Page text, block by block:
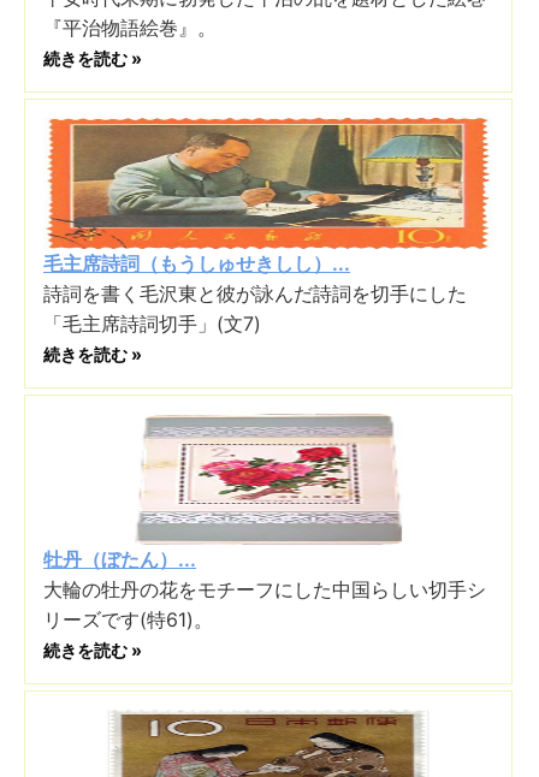
『平治物語絵巻』。
続きを読む »
毛主席詩詞（もうしゅせきしし）...
詩詞を書く毛沢東と彼が詠んだ詩詞を切手にした
「毛主席詩詞切手」(文7)
続きを読む »
牡丹（ぼたん）...
大輪の牡丹の花をモチーフにした中国らしい切手シ
リーズです(特61)。
続きを読む »